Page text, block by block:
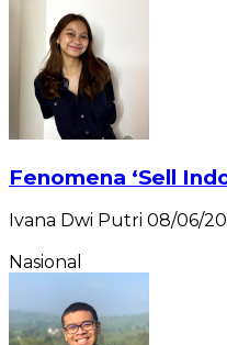
Fenomena ‘Sell
Ivana Dwi Putri 08/06/
Nasional